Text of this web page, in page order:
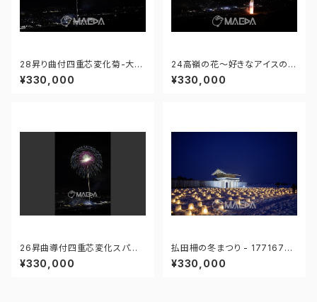
28昇り曲付四重芯変化菊-大曲
の花火 第97回全国花火競技大
会 - 176675730269962
¥330,000
24高嶺の花～好きなアイスの味
はきっと…～-大曲の花火 第97
回全国花火競技大会 - 176671
¥330,000
26昇曲導付四重芯変化スパン
コール-大曲の花火 第97回全
国花火競技大会 - 17667566
¥330,000
払田柵の冬まつり - 17716762
9263328
¥330,000